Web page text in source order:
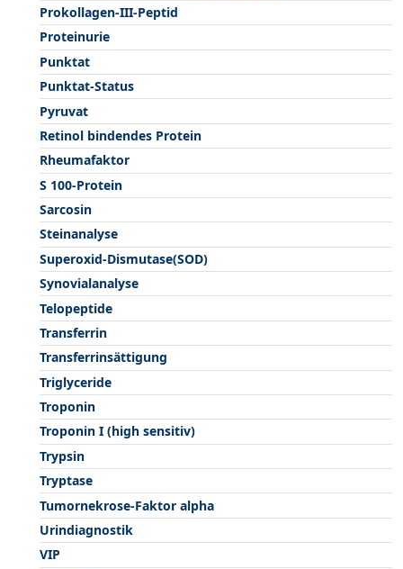
Prokollagen-III-Peptid
Proteinurie
Punktat
Punktat-Status
Pyruvat
Retinol bindendes Protein
Rheumafaktor
S 100-Protein
Sarcosin
Steinanalyse
Superoxid-Dismutase(SOD)
Synovialanalyse
Telopeptide
Transferrin
Transferrinsättigung
Triglyceride
Troponin
Troponin I (high sensitiv)
Trypsin
Tryptase
Tumornekrose-Faktor alpha
Urindiagnostik
VIP